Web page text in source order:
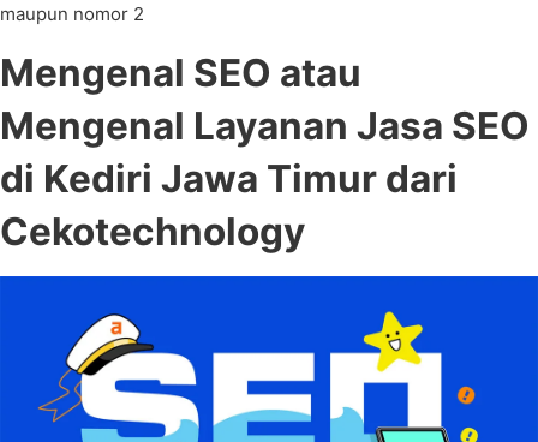
maupun nomor 2
Mengenal SEO atau
Mengenal Layanan Jasa SEO
di Kediri Jawa Timur dari
Cekotechnology